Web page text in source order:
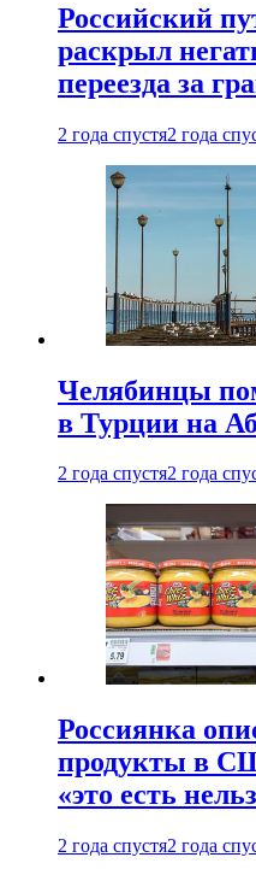
Российский
раскрыл
переезда за
2 года спустя2 года
Челябинцы
в Турции на
2 года спустя2 года
Россиянка
продукты в
«это есть
2 года спустя2 года